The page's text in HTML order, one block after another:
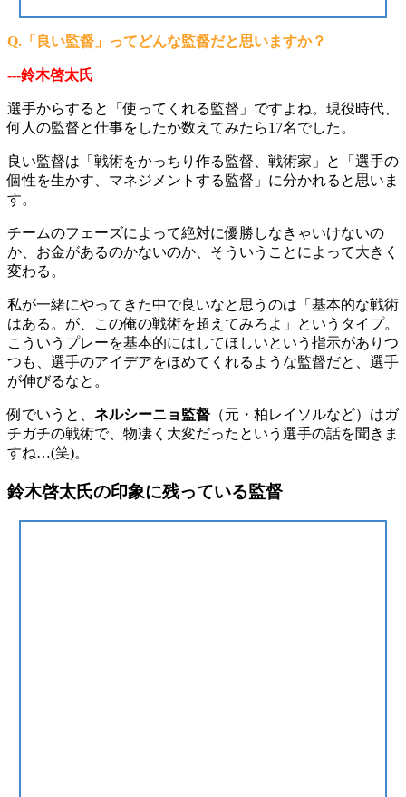
Q.「良い監督」ってどんな監督だと思いますか？
---鈴木啓太氏
選手からすると「使ってくれる監督」ですよね。現役時代、
何人の監督と仕事をしたか数えてみたら17名でした。
良い監督は「戦術をかっちり作る監督、戦術家」と「選手の
個性を生かす、マネジメントする監督」に分かれると思いま
す。
チームのフェーズによって絶対に優勝しなきゃいけないの
か、お金があるのかないのか、そういうことによって大きく
変わる。
私が一緒にやってきた中で良いなと思うのは「基本的な戦術
はある。が、この俺の戦術を超えてみろよ」というタイプ。
こういうプレーを基本的にはしてほしいという指示がありつ
つも、選手のアイデアをほめてくれるような監督だと、選手
が伸びるなと。
例でいうと、 ネルシーニョ監督 （元・柏レイソルなど）はガ
チガチの戦術で、物凄く大変だったという選手の話を聞きま
すね…(笑)。
鈴木啓太氏の印象に残っている監督